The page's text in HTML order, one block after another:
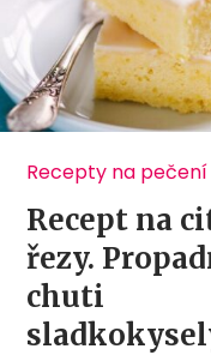
Recepty na pečení
Recept na
řezy.
chuti